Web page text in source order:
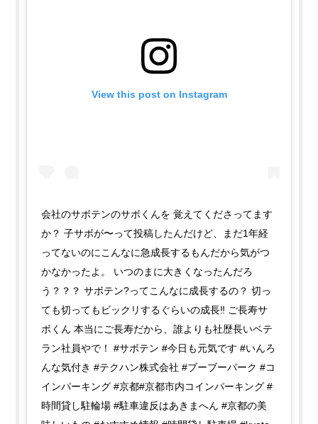
View this post on Instagram
会社のサボテンのサボくんを 覚えてくださってます
か？ 子サボが〜って投稿したんだけど、まだ1年経
ってないのにこんなに急成長するもんだから気がつ
かなかったよ。 いつのまに大きくなったんだろ
う？？？ サボテン?ってこんなに成長するの？ 切っ
ても切ってもビックリするぐらいの成長‼️ ご長寿サ
ボくん 本当にご長寿だから、誰よりも社歴長いベテ
ラン社員やで！ #サボテン #今日も元気です #いんろ
んな気付き #テクハン株式会社 #ブーブーパーク #コ
インパーキング #京都#京都市内コインパーキング #
時間貸し駐輪場 #駐車違反はあきまへん #京都の美